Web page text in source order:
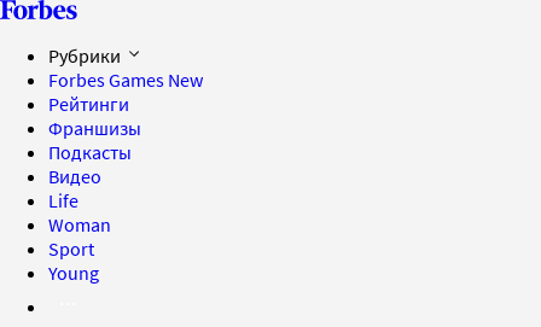
Рубрики
Forbes Games New
Рейтинги
Франшизы
Подкасты
Видео
Life
Woman
Sport
Young